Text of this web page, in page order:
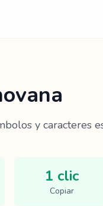
y caracteres
1 clic
Copiar